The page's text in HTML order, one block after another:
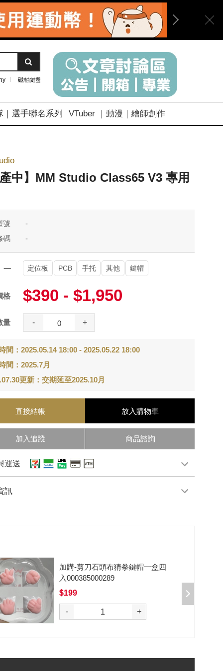
磁軸鍵盤
｜選手聯名系列 VTuber ｜動漫｜繪師創作
中】MM Studio Class65 V3 專用
號
-
碼
-
定位板 PCB 手托 其他 鍵帽
格 $390 - $1,950
量 - +
間：2025.05.14 18:00 - 2025.05.22 18:00
間：2025.7月
更新：交期延至2025.10月
直接結帳 放入購物車
加入追蹤 商品諮詢
運送
訊
加購-黑武士軸V2/5腳/段落/62g/無
潤/10入 000377000012*10
$50
- +